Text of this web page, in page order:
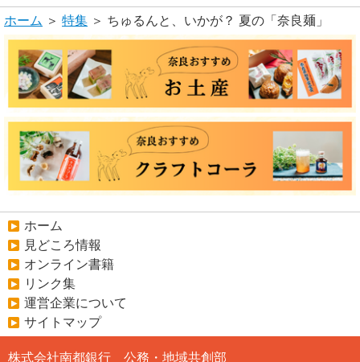
ホーム ＞ 特集 ＞ ちゅるんと、いかが？ 夏の「奈良麺」
ホーム
見どころ情報
オンライン書籍
リンク集
運営企業について
サイトマップ
株式会社南都銀行 公務・地域共創部